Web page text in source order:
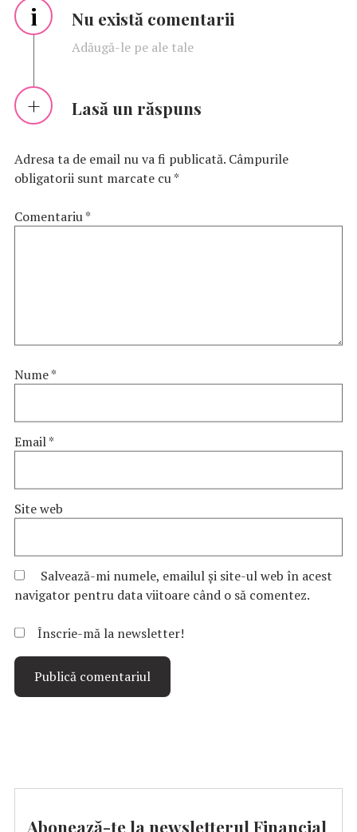
i Nu există comentarii
Adăugă-le pe ale tale
Lasă un răspuns
Adresa ta de email nu va fi publicată. Câmpurile
obligatorii sunt marcate cu*
Comentariu*
Nume*
Email*
Site web
Salvează-mi numele, emailul și site-ul web în acest
navigator pentru data viitoare când o să comentez.
Înscrie-mă la newsletter!
Abonează-te la newsletterul Financial